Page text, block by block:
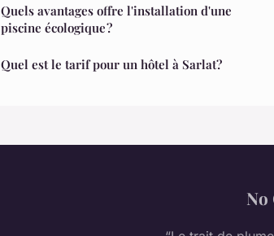
Quels avantages offre l'installation d'une
piscine écologique ?
Quel est le tarif pour un hôtel à Sarlat?
No